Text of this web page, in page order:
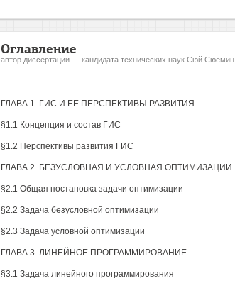
Оглавление
автор диссертации — кандидата технических наук Сюй Сюемин
ГЛАВА 1. ГИС И ЕЕ ПЕРСПЕКТИВЫ РАЗВИТИЯ
§1.1 Концепция и состав ГИС
§1.2 Перспективы развития ГИС
ГЛАВА 2. БЕЗУСЛОВНАЯ И УСЛОВНАЯ ОПТИМИЗАЦИИ
§2.1 Общая постановка задачи оптимизации
§2.2 Задача безусловной оптимизации
§2.3 Задача условной оптимизации
ГЛАВА 3. ЛИНЕЙНОЕ ПРОГРАММИРОВАНИЕ
§3.1 Задача линейного программирования